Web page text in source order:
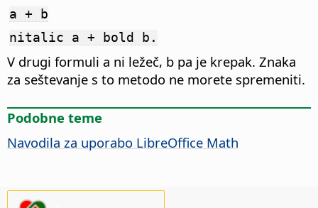
a + b
nitalic a + bold b.
V drugi formuli a ni ležeč, b pa je krepak. Znaka
za seštevanje s to metodo ne morete spremeniti.
Podobne teme
Navodila za uporabo LibreOffice Math